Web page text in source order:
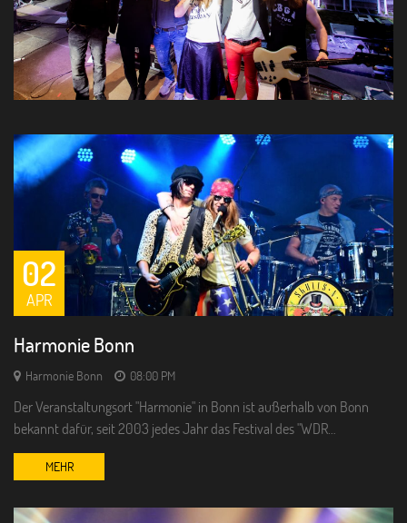
SONSTIGEAUFTRITTE
02
APR
Harmonie Bonn
Harmonie Bonn 08:00 PM
Der Veranstaltungsort "Harmonie" in Bonn ist außerhalb von Bonn
bekannt dafür, seit 2003 jedes Jahr das Festival des "WDR…
MEHR